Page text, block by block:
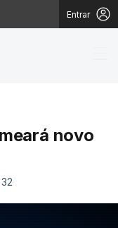
Entrar
novo